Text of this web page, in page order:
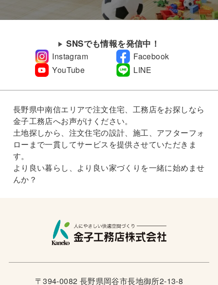
SNSでも情報を発信中！
Instagram
Facebook
YouTube
LINE
長野県中南信エリアで注文住宅、工務店をお探しなら
金子工務店へお声がけください。
土地探しから、注文住宅の設計、施工、アフターフォ
ローまで一貫してサービスを提供させていただきま
す。
より良い暮らし、より良い家づくりを一緒に始めませ
んか？
〒394-0082 長野県岡谷市長地御所2-13-8